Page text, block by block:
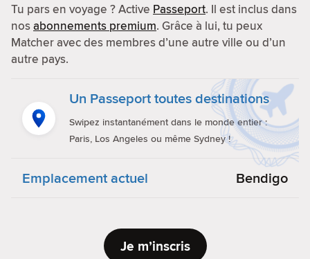
Tu pars en voyage ? Active Passeport. Il est inclus dans
nosabonnements premium. Grâce à lui, tu peux
Matcher avec des membres d’une autre ville ou d’un
autre pays.
Un Passeport toutes destinations
Swipez instantanément dans le monde entier :
Paris, Los Angeles ou même Sydney !
Emplacement actuel Bendigo
Je m’inscris